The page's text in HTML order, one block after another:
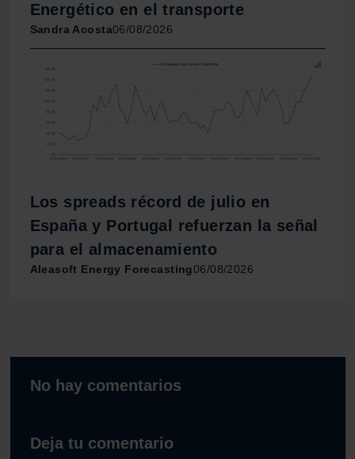
Energético en el transporte
Sandra Acosta06/08/2026
Los spreads récord de julio en
España y Portugal refuerzan la señal
para el almacenamiento
Aleasoft Energy Forecasting06/08/2026
No hay comentarios
Deja tu comentario